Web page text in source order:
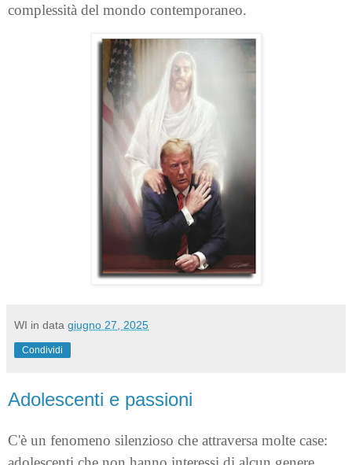
complessità del mondo contemporaneo.
WI in data giugno 27, 2025
Condividi
Adolescenti e passioni
C'è un fenomeno silenzioso che attraversa molte case: